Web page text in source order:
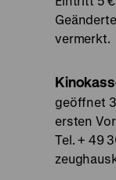
vermerkt.
geöffnet
ersten
Tel. + 49